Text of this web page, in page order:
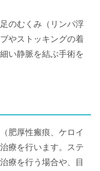
のむくみ（リンパ浮
やストッキングの着
い静脈を結ぶ手術を
肥厚性瘢痕、ケロイ
療を行います。ステ
療を行う場合や、目